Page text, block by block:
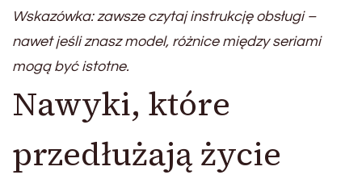
Wskazówka: zawsze czytaj instrukcję obsługi –
nawet jeśli znasz model, różnice między seriami
mogą być istotne.
Nawyki, które
przedłużają życie